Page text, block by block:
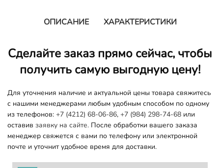
ОПИСАНИЕ ХАРАКТЕРИСТИКИ
Сделайте заказ прямо сейчас, чтобы
получить самую выгодную цену!
Для уточнения наличие и актуальной цены товара свяжитесь
с нашими менеджерами любым удобным способом по одному
из телефонов: +7 (4212) 68-06-86, +7 (984) 298-74-68 или
оставив заявку на сайте. После обработки вашего заказа
менеджер свяжется с вами по телефону или электронной
почте и уточнит удобное время для доставки.